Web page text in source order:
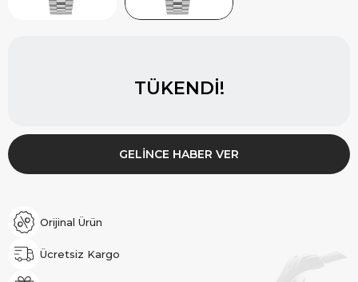
TÜKENDI!
GELINCE HABER VER
Orijinal Ürün
Ücretsiz Kargo